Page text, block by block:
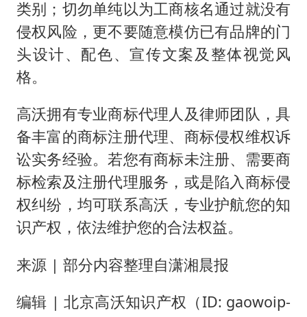
类别；切勿单纯以为工商核名通过就没有
侵权风险，更不要随意模仿已有品牌的门
头设计、配色、宣传文案及整体视觉风
格。
高沃拥有专业商标代理人及律师团队，具
备丰富的商标注册代理、商标侵权维权诉
讼实务经验。若您有商标未注册、需要商
标检索及注册代理服务，或是陷入商标侵
权纠纷，均可联系高沃，专业护航您的知
识产权，依法维护您的合法权益。
来源 | 部分内容整理自潇湘晨报
编辑 | 北京高沃知识产权（ID: gaowoip-